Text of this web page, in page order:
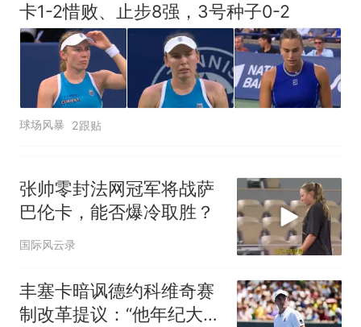
卡1-2惜败、止步8强，3号种子0-2
球场风暴 2跟贴
张帅零封法网冠军将战萨
巴伦卡，能否爆冷取胜？
国际风云录
丰塞卡暗讽德约科维奇赛
制改革提议：“他年纪大